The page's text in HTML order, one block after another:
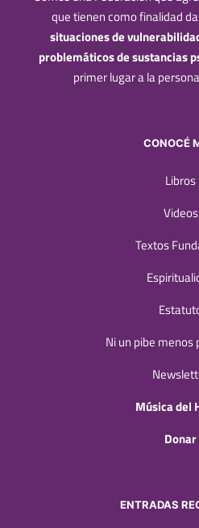
que tienen como finalidad
situaciones de
problemáticos de sustancias
primer lugar a la
CONOCÉ
Libros
Videos
Textos
Ni un pibe menos
Música del
Donar
ENTRADAS